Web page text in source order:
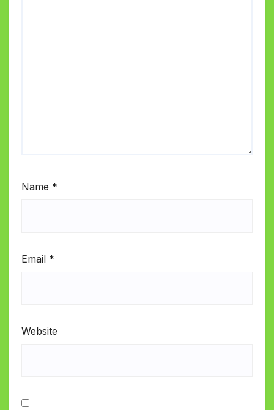
Name *
Email *
Website